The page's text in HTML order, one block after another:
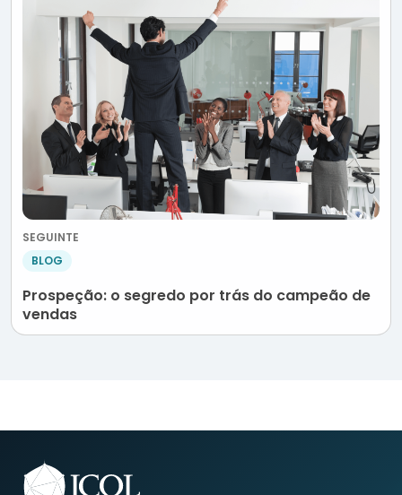
SEGUINTE
BLOG
Prospeção: o segredo por trás do campeão de
vendas